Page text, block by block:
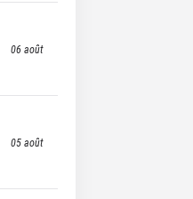
06 août
05 août